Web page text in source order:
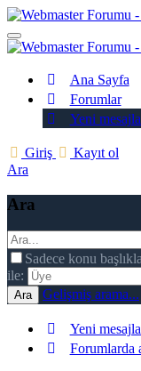
Ana Sayfa
Forumlar
Yeni
Giriş
Kayıt ol
Ara
Ara
Sadece konu
ile:
Ara Gelişmiş arama...
Yeni
Forumlarda